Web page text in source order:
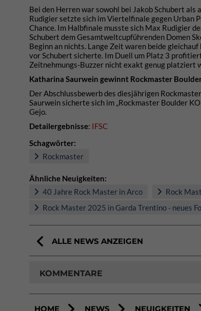
Bei den Herren war sowohl bei Jakob Schubert
Rudigier setzte sich im Viertelfinale gegen Urban
Chance. Im Halbfinale musste sich Max Rudigier
Schubert dem Gesamtweltcupführenden Domen
Beginn an nichts. Lange Zeit waren beide
vor Schubert sicherte. Im Duell um Platz 3
Zeitnehmungs-Buzzer nicht exakt genug platziert
Katharina Saurwein gewinnt Rockmaster
Der Abschlussbewerb des diesjährigen
Saurwein sicherte sich im „Rockmaster Boulder
Gejo.
Detailergebnisse: IFSC
Schagwörter:
Rockmaster
Ähnliche Neuigkeiten:
40 Jahre Rock Master in Arco
Rock
Rock Master 2025 in Garda Trentino - neues
ALLE NEWS ANZEIGEN
KOMMENTARE
HOME NEWS NEUIGKEITEN